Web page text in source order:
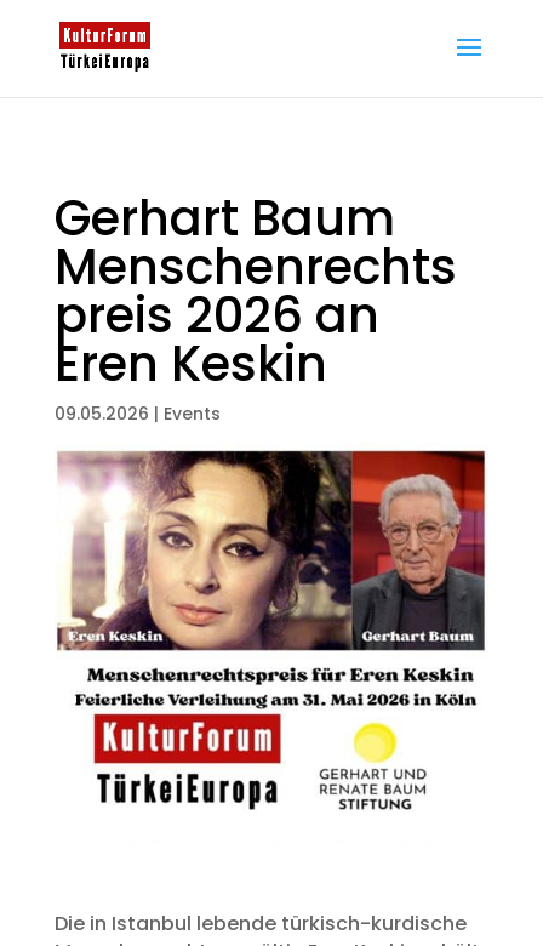
Gerhart Baum
Menschenrechts
preis 2026 an
Eren Keskin
09.05.2026 | Events
Die in Istanbul lebende türkisch-kurdische